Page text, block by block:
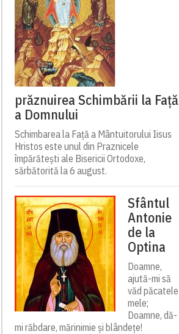
prăznuirea Schimbării la Față
a Domnului
Schimbarea la Față a Mântuitorului Iisus
Hristos este unul din Praznicele
împărătești ale Bisericii Ortodoxe,
sărbătorită la 6 august.
Sfântul
Antonie
de la
Optina
Doamne,
ajută-mi să
văd păcatele
mele;
Doamne, dă-
mi răbdare, mărinimie şi blândeţe!